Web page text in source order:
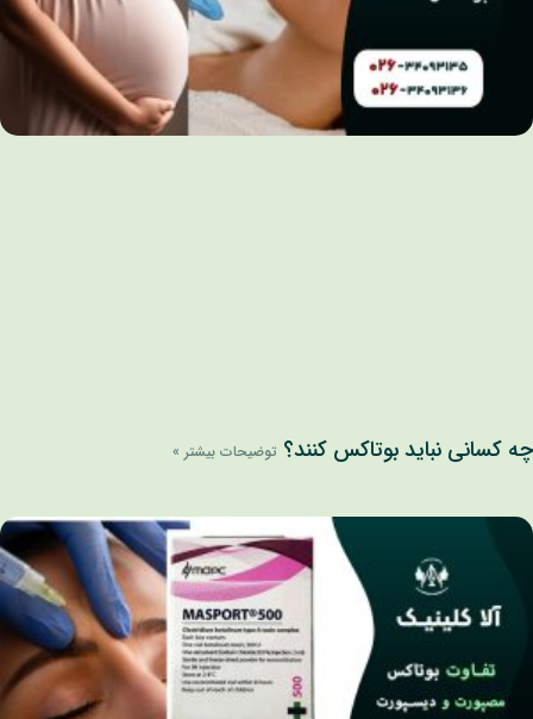
کسانی نباید بوتاکس کنند؟ توضیحات بیشتر »